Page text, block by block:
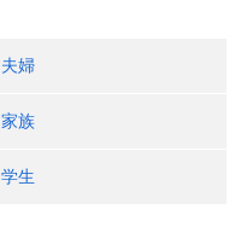
夫婦
家族
学生